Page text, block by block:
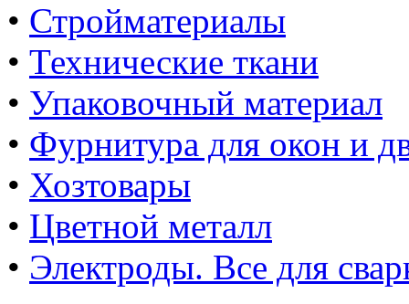
• Стройматериалы
• Технические ткани
• Упаковочный материал
• Фурнитура для окон и
• Хозтовары
• Цветной металл
• Электроды. Все для